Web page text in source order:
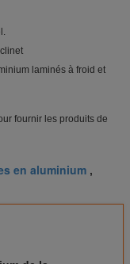
laminés à froid et
fournir les produits de
en aluminium ,